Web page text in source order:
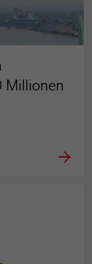
Millionen